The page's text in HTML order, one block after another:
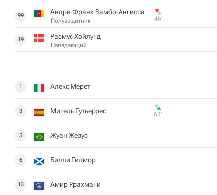
99 Андре-Франк Замбо-Ангисса
Полузащитник 46‎’‎
19 Расмус Хойлунд
Нападающий
1 Алекс Мерет
3 Мигель Гутьеррес 63‎’‎
5 Жуан Жезус
6 Билли Гилмор
13 Амир Ррахмани